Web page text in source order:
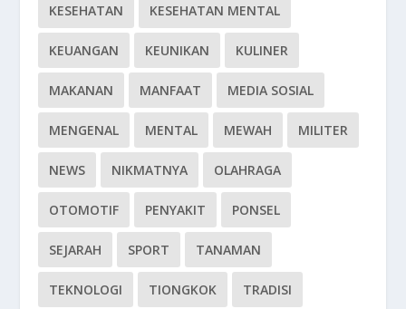
KESEHATAN KESEHATAN MENTAL
KEUANGAN KEUNIKAN KULINER
MAKANAN MANFAAT MEDIA SOSIAL
MENGENAL MENTAL MEWAH MILITER
NEWS NIKMATNYA OLAHRAGA
OTOMOTIF PENYAKIT PONSEL
SEJARAH SPORT TANAMAN
TEKNOLOGI TIONGKOK TRADISI